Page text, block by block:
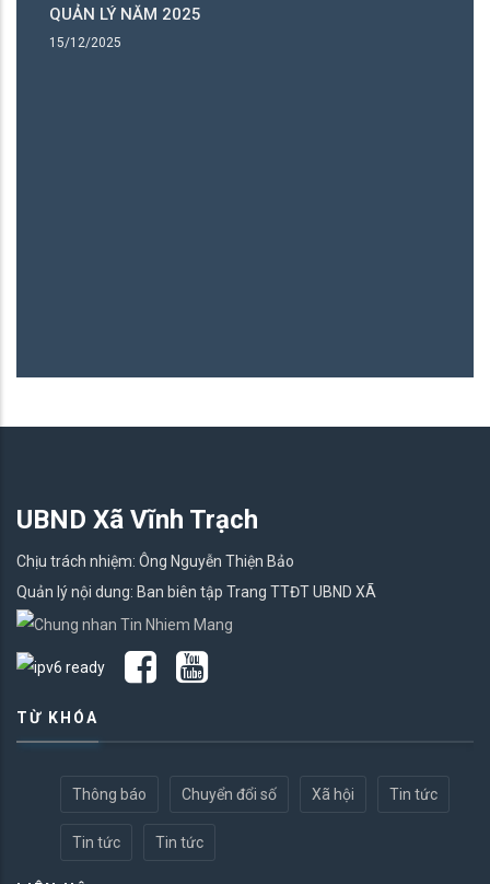
QUẢN LÝ NĂM 2025
15/12/2025
UBND Xã Vĩnh Trạch
Chịu trách nhiệm: Ông Nguyễn Thiện Bảo
Quản lý nội dung: Ban biên tập Trang TTĐT UBND XÃ
TỪ KHÓA
Thông báo Chuyển đổi số Xã hội Tin tức
Tin tức Tin tức